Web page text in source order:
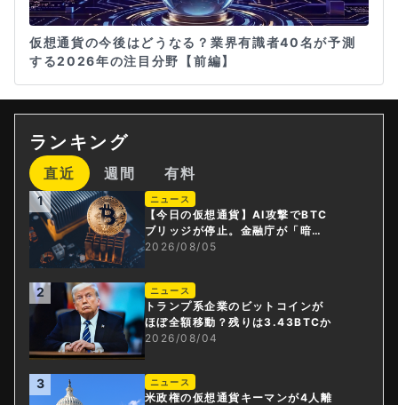
仮想通貨の今後はどうなる？業界有識者40名が予測
する2026年の注目分野【前編】
ランキング
直近 週間 有料
1 ニュース
【今日の仮想通貨】AI攻撃でBTC
ブリッジが停止。金融庁が「暗号
資産・ステーブルコイン課」新設
2026/08/05
2 ニュース
トランプ系企業のビットコインが
ほぼ全額移動？残りは3.43BTCか
2026/08/04
3 ニュース
米政権の仮想通貨キーマンが4人離